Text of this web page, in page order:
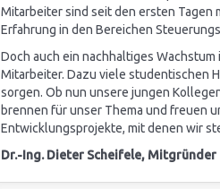
Mitarbeiter sind seit den ersten Tagen
Erfahrung in den Bereichen
Doch auch ein nachhaltiges
Mitarbeiter. Dazu viele studentischen
sorgen. Ob nun unsere jungen
brennen für unser Thema und freuen
Entwicklungsprojekte, mit denen wir
Dr.-Ing. Dieter Scheifele,